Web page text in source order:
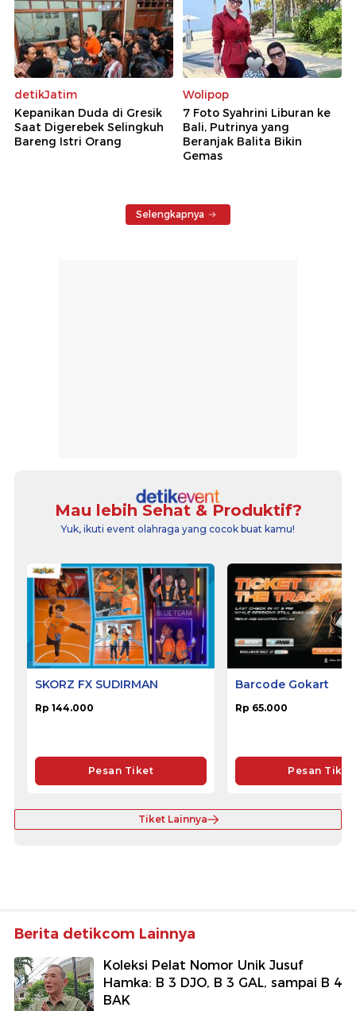
detikJatim
Kepanikan Duda di Gresik
Saat Digerebek Selingkuh
Bareng Istri Orang
Wolipop
7 Foto Syahrini Liburan ke
Bali, Putrinya yang
Beranjak Balita Bikin
Gemas
Selengkapnya
Mau lebih Sehat & Produktif?
Yuk, ikuti event olahraga yang cocok buat kamu!
SKORZ FX SUDIRMAN
Rp 144.000
Pesan Tiket
Barcode Gokart
Rp 65.000
Pesan Tiket
Tiket Lainnya
Berita detikcom Lainnya
Koleksi Pelat Nomor Unik Jusuf
Hamka: B 3 DJO, B 3 GAL, sampai B 4
BAK